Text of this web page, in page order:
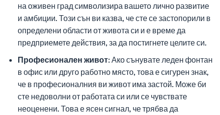
на оживен град символизира вашето лично развитие
и амбиции. Този сън ви казва, че сте се застопорили в
определени области от живота си и е време да
предприемете действия, за да постигнете целите си.
Професионален живот:Ако сънувате леден фонтан
в офис или друго работно място, това е сигурен знак,
че в професионалния ви живот има застой. Може би
сте недоволни от работата си или се чувствате
неоценени. Това е ясен сигнал, че трябва да